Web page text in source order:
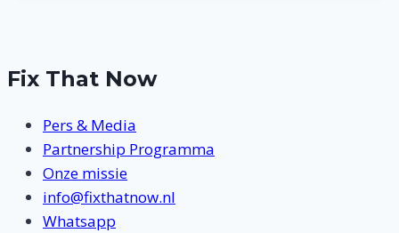
Fix That Now
Pers & Media
Partnership Programma
Onze missie
info@fixthatnow.nl
Whatsapp